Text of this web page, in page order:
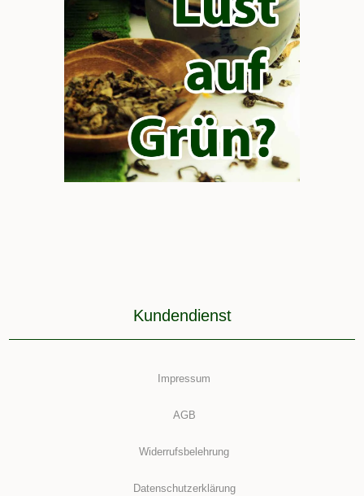
Kundendienst
Impressum
AGB
Widerrufsbelehrung
Datenschutzerklärung